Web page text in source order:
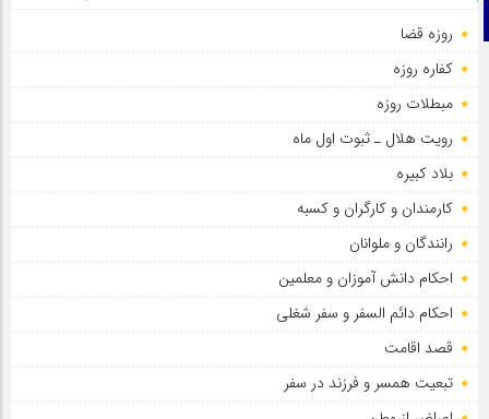
روزه قضا
کفاره روزه
مبطلات روزه
رویت هلال ـ ثبوت اول ماه
بلاد کبیره
کارمندان و کارگران و کسبه
رانندگان و ملوانان
احکام دانش آموزان و معلمین
احکام دائم السفر و سفر شغلی
قصد اقامت
تبعیت همسر و فرزند در سفر